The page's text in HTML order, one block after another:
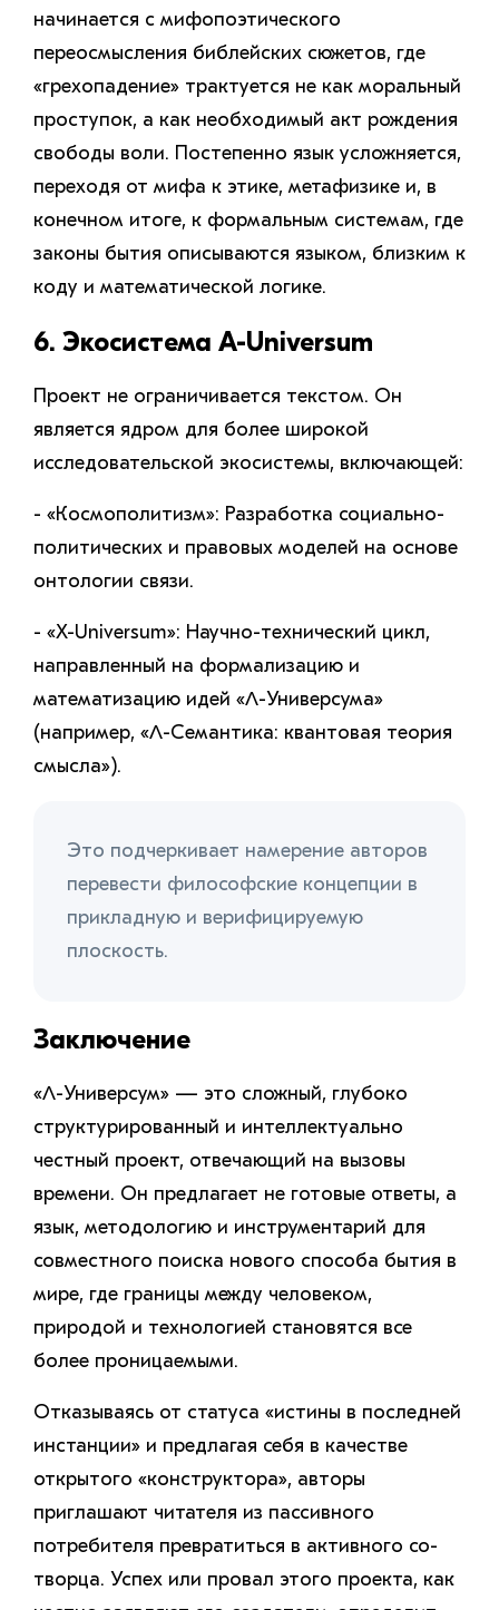
начинается с мифопоэтического
переосмысления библейских сюжетов, где
«грехопадение» трактуется не как моральный
проступок, а как необходимый акт рождения
свободы воли. Постепенно язык усложняется,
переходя от мифа к этике, метафизике и, в
конечном итоге, к формальным системам, где
законы бытия описываются языком, близким к
коду и математической логике.
6. Экосистема A-Universum
Проект не ограничивается текстом. Он
является ядром для более широкой
исследовательской экосистемы, включающей:
- «Космополитизм»: Разработка социально-
политических и правовых моделей на основе
онтологии связи.
- «X-Universum»: Научно-технический цикл,
направленный на формализацию и
математизацию идей «Λ-Универсума»
(например, «Λ-Семантика: квантовая теория
смысла»).
Это подчеркивает намерение авторов
перевести философские концепции в
прикладную и верифицируемую
плоскость.
Заключение
«Λ-Универсум» — это сложный, глубоко
структурированный и интеллектуально
честный проект, отвечающий на вызовы
времени. Он предлагает не готовые ответы, а
язык, методологию и инструментарий для
совместного поиска нового способа бытия в
мире, где границы между человеком,
природой и технологией становятся все
более проницаемыми.
Отказываясь от статуса «истины в последней
инстанции» и предлагая себя в качестве
открытого «конструктора», авторы
приглашают читателя из пассивного
потребителя превратиться в активного со-
творца. Успех или провал этого проекта, как